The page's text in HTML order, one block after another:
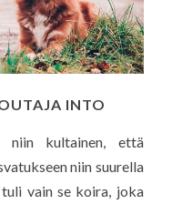
INTO
kultainen, että
niin suurella
vain se koira, joka